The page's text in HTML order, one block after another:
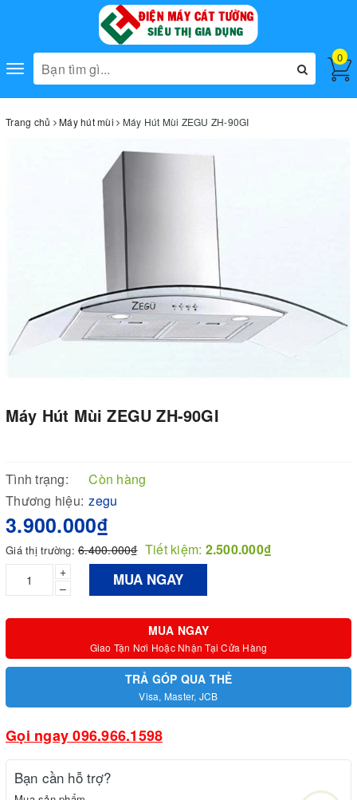
Toggle
navigation
0
Trang chủ Máy hút mùi Máy Hút Mùi ZEGU ZH-90GI
Máy Hút Mùi ZEGU ZH-90GI
Tình trạng:
Còn hàng
Thương hiệu: zegu
3.900.000₫
Giá thị trường: 6.400.000₫ Tiết kiệm: 2.500.000₫
+
–
MUA NGAY
MUA NGAY
Giao Tận Nơi Hoặc Nhận Tại Cửa Hàng
TRẢ GÓP QUA THẺ
Visa, Master, JCB
Gọi ngay 096.966.1598
Bạn cần hỗ trợ?